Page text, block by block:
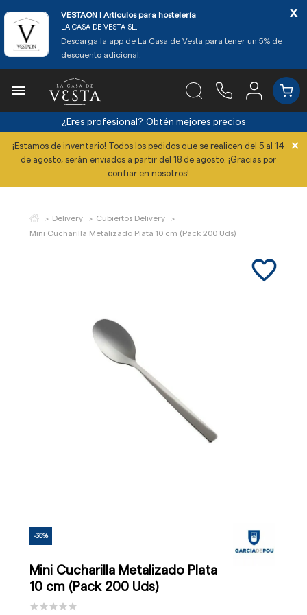
VESTAON l Artículos para hostelería
LA CASA DE VESTA SL.
Descarga la app de La Casa de Vesta para tener un 5% de
descuento adicional.
x

¿Eres profesional? Obtén mejores precios
¡Estamos de inventario! Todos los pedidos que se realicen del 5 al 14
de agosto, serán enviados a partir del 18 de agosto. ¡Gracias por
confiar en nosotros!
×
Delivery
Cubiertos Delivery
Mini Cucharilla Metalizado Plata 10 cm (Pack 200 Uds)
favorite_border
-35%
Mini Cucharilla Metalizado Plata
10 cm (Pack 200 Uds)